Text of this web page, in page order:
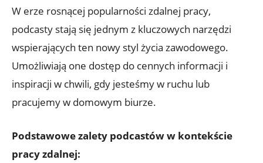
W erze rosnącej popularności zdalnej pracy,
podcasty stają się jednym z kluczowych narzędzi
wspierających ten nowy styl życia zawodowego.
Umożliwiają one dostęp do cennych informacji i
inspiracji w chwili, gdy jesteśmy w ruchu lub
pracujemy w domowym biurze.
Podstawowe zalety podcastów w kontekście
pracy zdalnej: